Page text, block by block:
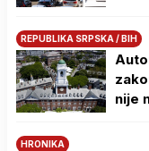
REPUBLIKA SRPSKA / BIH
nije
HRONIKA